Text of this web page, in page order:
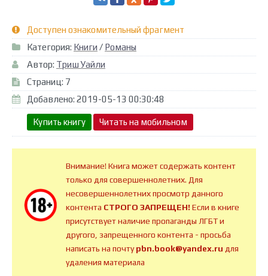
Доступен ознакомительный фрагмент
Категория: Книги / Романы
Автор: Триш Уайли
Страниц: 7
Добавлено: 2019-05-13 00:30:48
Купить книгу Читать на мобильном
Внимание! Книга может содержать контент
только для совершеннолетних. Для
несовершеннолетних просмотр данного
контента СТРОГО ЗАПРЕЩЕН!Если в книге
присутствует наличие пропаганды ЛГБТ и
другого, запрещенного контента - просьба
написать на почтуpbn.book@yandex.ru для
удаления материала